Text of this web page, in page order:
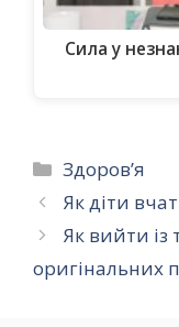
Сила у
Категорії
Здоров’я
Як діти
Як вийти із
оригінальних